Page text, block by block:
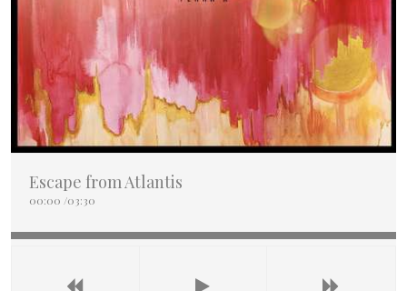
Escape from Atlantis
00:00 /03:30